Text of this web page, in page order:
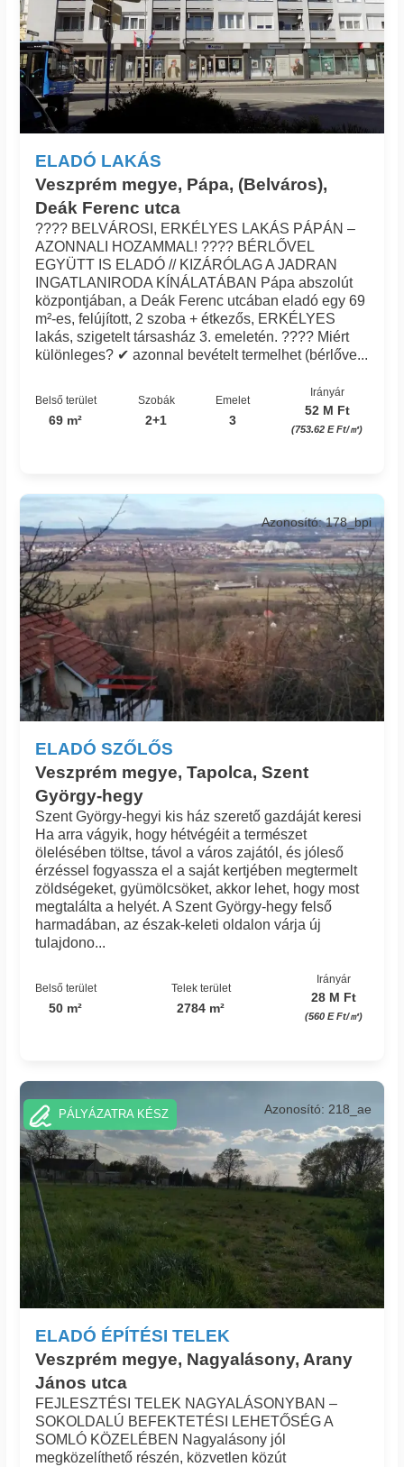
ELADÓ LAKÁS
Veszprém megye, Pápa, (Belváros),
Deák Ferenc utca
???? BELVÁROSI, ERKÉLYES LAKÁS PÁPÁN –
AZONNALI HOZAMMAL! ???? BÉRLŐVEL
EGYÜTT IS ELADÓ // KIZÁRÓLAG A JADRAN
INGATLANIRODA KÍNÁLATÁBAN Pápa abszolút
központjában, a Deák Ferenc utcában eladó egy 69
m²-es, felújított, 2 szoba + étkezős, ERKÉLYES
lakás, szigetelt társasház 3. emeletén. ???? Miért
különleges? ✔ azonnal bevételt termelhet (bérlőve...
Belső terület
69 m²
Szobák
2+1
Emelet
3
Irányár
52 M Ft
(753.62 E Ft/㎡)
ELADÓ SZŐLŐS
Veszprém megye, Tapolca, Szent
György-hegy
Azonosító: 178_bpi
Szent György-hegyi kis ház szerető gazdáját keresi
Ha arra vágyik, hogy hétvégéit a természet
ölelésében töltse, távol a város zajától, és jóleső
érzéssel fogyassza el a saját kertjében megtermelt
zöldségeket, gyümölcsöket, akkor lehet, hogy most
megtalálta a helyét. A Szent György-hegy felső
harmadában, az észak-keleti oldalon várja új
tulajdono...
Belső terület
50 m²
Telek terület
2784 m²
Irányár
28 M Ft
(560 E Ft/㎡)
ELADÓ ÉPÍTÉSI TELEK
Veszprém megye, Nagyalásony, Arany
János utca
Azonosító: 218_ae
FEJLESZTÉSI TELEK NAGYALÁSONYBAN –
SOKOLDALÚ BEFEKTETÉSI LEHETŐSÉG A
SOMLÓ KÖZELÉBEN Nagyalásony jól
megközelíthető részén, közvetlen közút
PÁLYÁZATRA KÉSZ